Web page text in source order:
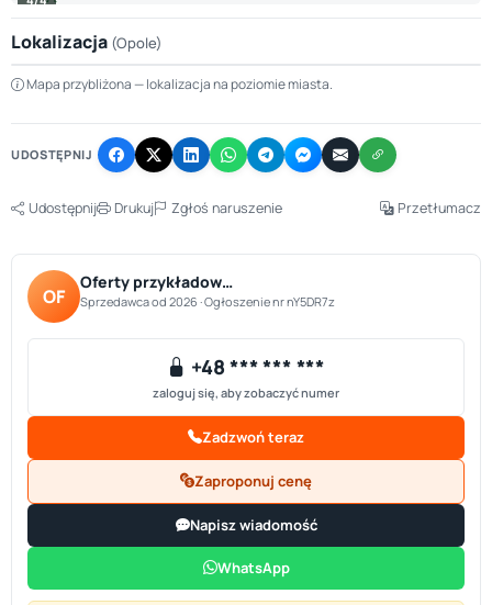
Lokalizacja (Opole)
+
−
Mapa przybliżona — lokalizacja na poziomie miasta.
UDOSTĘPNIJ
Udostępnij Drukuj Zgłoś naruszenie Przetłumacz
OF
Oferty przykładow…
Sprzedawca od 2026 · Ogłoszenie nr nY5DR7z
+48 *** *** ***
zaloguj się, aby zobaczyć numer
Zadzwoń teraz
Zaproponuj cenę
Napisz wiadomość
WhatsApp